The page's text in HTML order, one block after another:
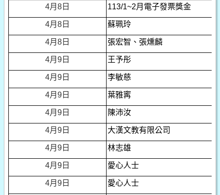
4月8日 113/1~2月電子發票獎金
4月8日 蘇珮玲
4月8日 張宏智、張燻麟
4月9日 王予彤
4月9日 李敏慈
4月9日 葉雅寗
4月9日 陳沛汝
4月9日 大漢文教有限公司
4月9日 林志雄
4月9日 愛心人士
4月9日 愛心人士